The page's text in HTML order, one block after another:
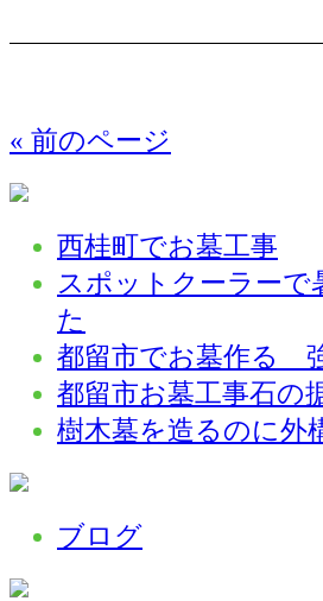
« 前のページ
西桂町でお墓工事
スポットクーラー
た
都留市でお墓作る
都留市お墓工事石の
樹木墓を造るのに外
ブログ